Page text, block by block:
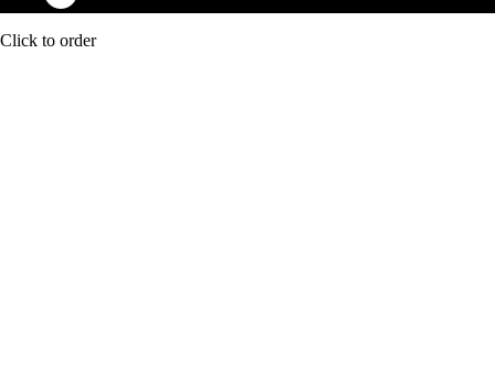
Click to order